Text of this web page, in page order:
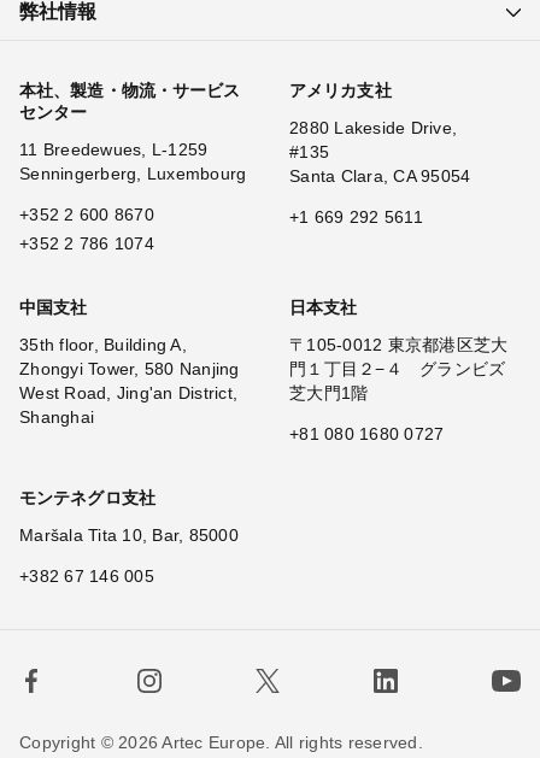
弊社情報
本社、製造・物流・サービス
センター
11 Breedewues, L-1259
Senningerberg, Luxembourg
+352 2 600 8670
+352 2 786 1074
アメリカ支社
2880 Lakeside Drive,
#135
Santa Clara, CA 95054
+1 669 292 5611
中国支社
35th floor, Building A,
Zhongyi Tower, 580 Nanjing
West Road, Jing'an District,
Shanghai
日本支社
〒105-0012 東京都港区芝大
門１丁目２−４ グランビズ
芝大門1階
+81 080 1680 0727
モンテネグロ支社
Maršala Tita 10, Bar, 85000
+382 67 146 005
Copyright © 2026 Artec Europe. All rights reserved.